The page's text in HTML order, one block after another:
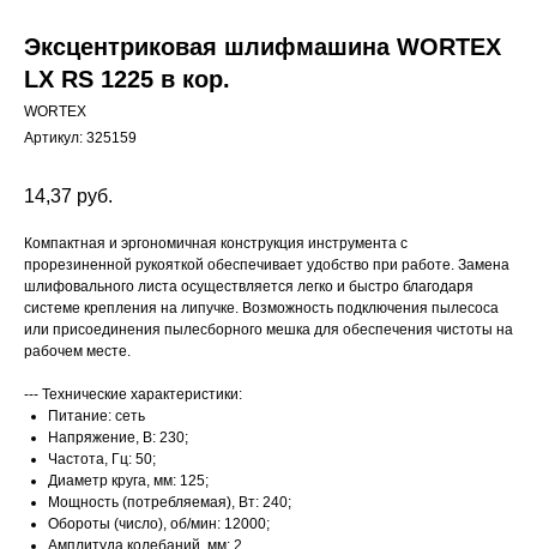
Эксцентриковая шлифмашина WORTEX
LX RS 1225 в кор.
WORTEX
Артикул: 325159
14,37 руб.
Компактная и эргономичная конструкция инструмента с
прорезиненной рукояткой обеспечивает удобство при работе. Замена
шлифовального листа осуществляется легко и быстро благодаря
системе крепления на липучке. Возможность подключения пылесоса
или присоединения пылесборного мешка для обеспечения чистоты на
рабочем месте.
--- Технические характеристики:
Питание: сеть
Напряжение, В: 230;
Частота, Гц: 50;
Диаметр круга, мм: 125;
Мощность (потребляемая), Вт: 240;
Обороты (число), об/мин: 12000;